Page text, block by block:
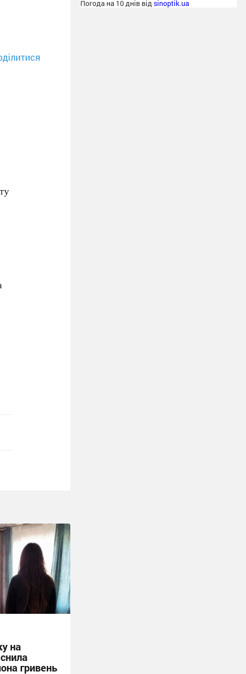
на
гривень
Погода на 10 днів від sinoptik.ua